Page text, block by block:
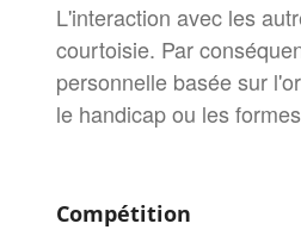
L'interaction avec les
courtoisie. Par
personnelle basée sur
le handicap ou les
Compétition